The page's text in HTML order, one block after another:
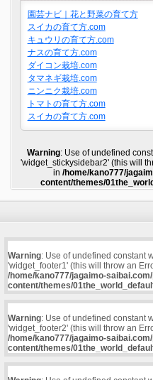
園芸ナビ｜花と野菜の育て方
スイカの育て方.com
キュウリの育て方.com
ナスの育て方.com
ダイコン栽培.com
タマネギ栽培.com
ニンニク栽培.com
トマトの育て方.com
スイカの育て方.com
Warning: Use of undefined
'widget_stickysidebar2' (this will
in /home/kano777/
content/themes/
Warning: Use of undefined constant
'widget_footer1' (this will throw an
/home/kano777/jagaimo-
content/themes/
Warning: Use of undefined constant
'widget_footer2' (this will throw an
/home/kano777/jagaimo-
content/themes/